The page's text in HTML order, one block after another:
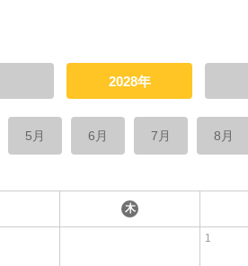
2028年
5月 6月 7月 8月
木
1